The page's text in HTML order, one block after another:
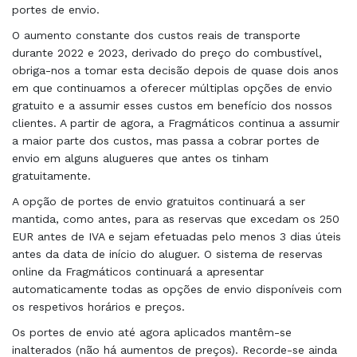
portes de envio.
O aumento constante dos custos reais de transporte
durante 2022 e 2023, derivado do preço do combustível,
obriga-nos a tomar esta decisão depois de quase dois anos
em que continuamos a oferecer múltiplas opções de envio
gratuito e a assumir esses custos em benefício dos nossos
clientes. A partir de agora, a Fragmáticos continua a assumir
a maior parte dos custos, mas passa a cobrar portes de
envio em alguns alugueres que antes os tinham
gratuitamente.
A opção de portes de envio gratuitos continuará a ser
mantida, como antes, para as reservas que excedam os 250
EUR antes de IVA e sejam efetuadas pelo menos 3 dias úteis
antes da data de início do aluguer. O sistema de reservas
online da Fragmáticos continuará a apresentar
automaticamente todas as opções de envio disponíveis com
os respetivos horários e preços.
Os portes de envio até agora aplicados mantêm-se
inalterados (não há aumentos de preços). Recorde-se ainda